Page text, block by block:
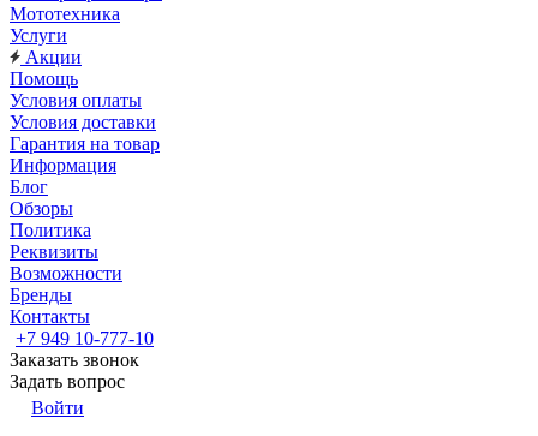
Мототехника
Услуги
Акции
Помощь
Условия оплаты
Условия доставки
Гарантия на товар
Информация
Блог
Обзоры
Политика
Реквизиты
Возможности
Бренды
Контакты
+7 949 10-777-10
Заказать звонок
Задать вопрос
Войти